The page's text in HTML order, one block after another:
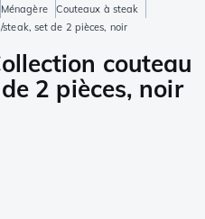
Ménagère
Couteaux à steak
set de 2 pièces, noir
couteau
2 pièces, noir